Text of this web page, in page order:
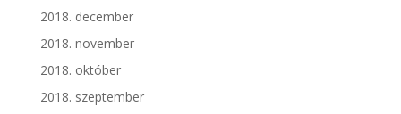
2018. december
2018. november
2018. október
2018. szeptember